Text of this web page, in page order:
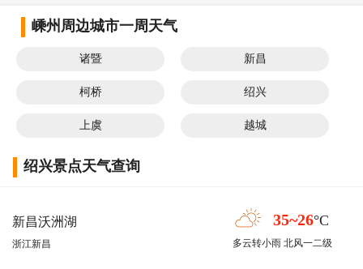
嵊州周边城市一周天气
诸暨 新昌
柯桥 绍兴
上虞 越城
绍兴景点天气查询
新昌沃洲湖
浙江新昌
35~26°C
多云转小雨 北风一二级